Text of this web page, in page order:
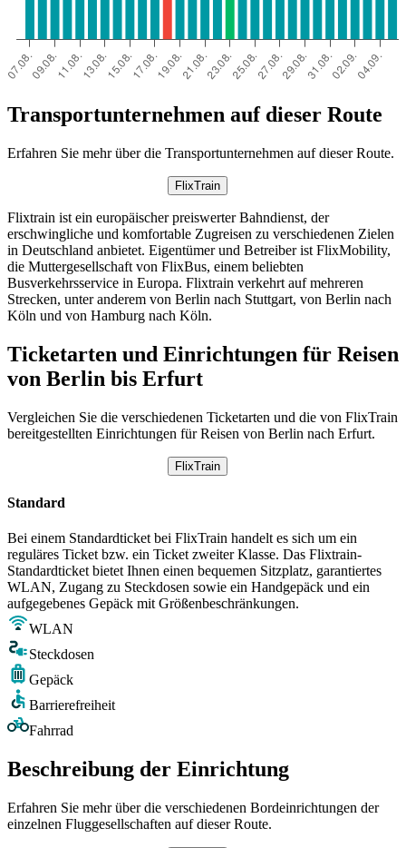
Transportunternehmen auf dieser Route
Erfahren Sie mehr über die Transportunternehmen auf dieser Route.
FlixTrain
Flixtrain ist ein europäischer preiswerter Bahndienst, der
erschwingliche und komfortable Zugreisen zu verschiedenen Zielen
in Deutschland anbietet. Eigentümer und Betreiber ist FlixMobility,
die Muttergesellschaft von FlixBus, einem beliebten
Busverkehrsservice in Europa. Flixtrain verkehrt auf mehreren
Strecken, unter anderem von Berlin nach Stuttgart, von Berlin nach
Köln und von Hamburg nach Köln.
Ticketarten und Einrichtungen für Reisen
von Berlin bis Erfurt
Vergleichen Sie die verschiedenen Ticketarten und die von FlixTrain
bereitgestellten Einrichtungen für Reisen von Berlin nach Erfurt.
FlixTrain
Standard
Bei einem Standardticket bei FlixTrain handelt es sich um ein
reguläres Ticket bzw. ein Ticket zweiter Klasse. Das Flixtrain-
Standardticket bietet Ihnen einen bequemen Sitzplatz, garantiertes
WLAN, Zugang zu Steckdosen sowie ein Handgepäck und ein
aufgegebenes Gepäck mit Größenbeschränkungen.
WLAN
Steckdosen
Gepäck
Barrierefreiheit
Fahrrad
Beschreibung der Einrichtung
Erfahren Sie mehr über die verschiedenen Bordeinrichtungen der
einzelnen Fluggesellschaften auf dieser Route.